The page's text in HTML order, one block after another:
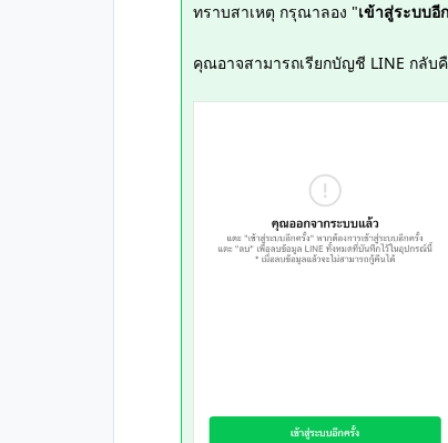
ทราบสาเหตุ กรุณาลอง "เข้าสู่ระบบอี
คุณอาจสามารถเรียกบัญชี LINE กลับ